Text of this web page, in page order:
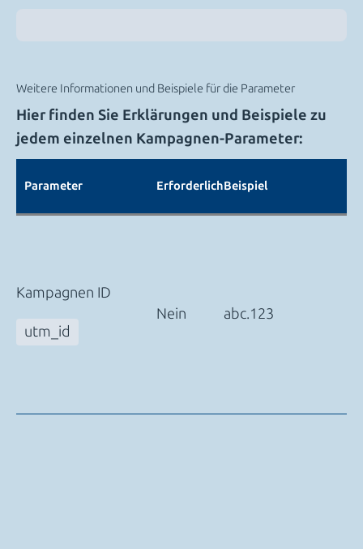
Weitere Informationen und Beispiele für die Parameter
Hier finden Sie Erklärungen und Beispiele zu
jedem einzelnen Kampagnen-Parameter:
Parameter ErforderlichBeispiel
Kampagnen ID
utm_id
Nein abc.123